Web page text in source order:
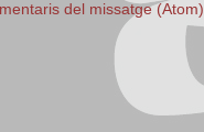
del missatge (Atom)